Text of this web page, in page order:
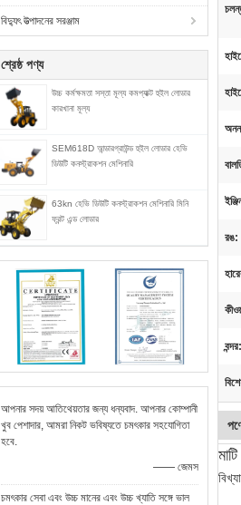
বিদ্যুৎ উত্পাদনের সরঞ্জাম
শ্রেষ্ঠ পণ্য
উচ্চ কর্মক্ষমতা সস্তা মূল্য কমপ্যাক্ট হুইল লোডার
কারখানা মূল্য
SEM618D আন্ডারগ্রাউন্ড হুইল লোডার হেভি
ডিউটি ​​কনস্ট্রাকশন মেশিনারি
63kn হেভি ডিউটি ​​কনস্ট্রাকশন মেশিনারি মিনি
ফ্রন্ট এন্ড লোডার
আপনার সদয় আতিথেয়তার জন্য ধন্যবাদ. আপনার কোম্পানী
খুব পেশাদার, আমরা নিকট ভবিষ্যতে চমৎকার সহযোগিতা
হবে.
—— জেমস
চমৎকার সেবা এবং উচ্চ মানের এবং উচ্চ খ্যাতি সঙ্গে ভাল
রঙ:
বন্দর: